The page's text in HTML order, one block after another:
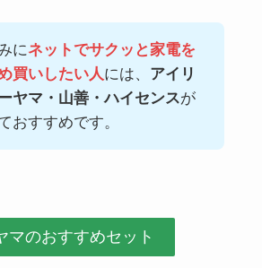
にネットでサクッと家電を
買いしたい人には、 アイリ
ヤマ・山善・ハイセンスが
おすすめです。
マのおすすめセット